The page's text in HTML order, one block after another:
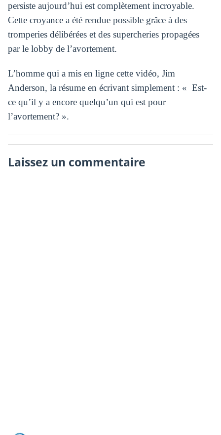
persiste aujourd’hui est complètement incroyable.
Cette croyance a été rendue possible grâce à des
tromperies délibérées et des supercheries propagées
par le lobby de l’avortement.
L’homme qui a mis en ligne cette vidéo, Jim
Anderson, la résume en écrivant simplement : « Est-
ce qu’il y a encore quelqu’un qui est pour
l’avortement? ».
Laissez un commentaire